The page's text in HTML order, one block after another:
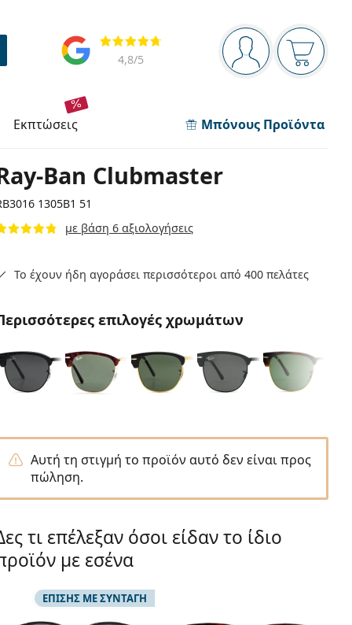
Πίνακας πλοήγησης
Είστε
Το
Αξιολογήσεις
4,8/5
εκπτώσεις Μπόνους Προϊόντα
Ban Clubmaster
1305B1 51
με βάση 6 αξιολογήσεις
Το έχουν ήδη αγοράσει περισσότεροι από 400 πελάτες
επιλογές χρωμάτων
Αυτή τη στιγμή το προϊόν αυτό δεν είναι προς
πώληση.
τι επέλεξαν όσοι είδαν το ίδιο
με εσένα
ΕΠΊΣΗΣ ΜΕ ΣΥΝΤΑΓΉ